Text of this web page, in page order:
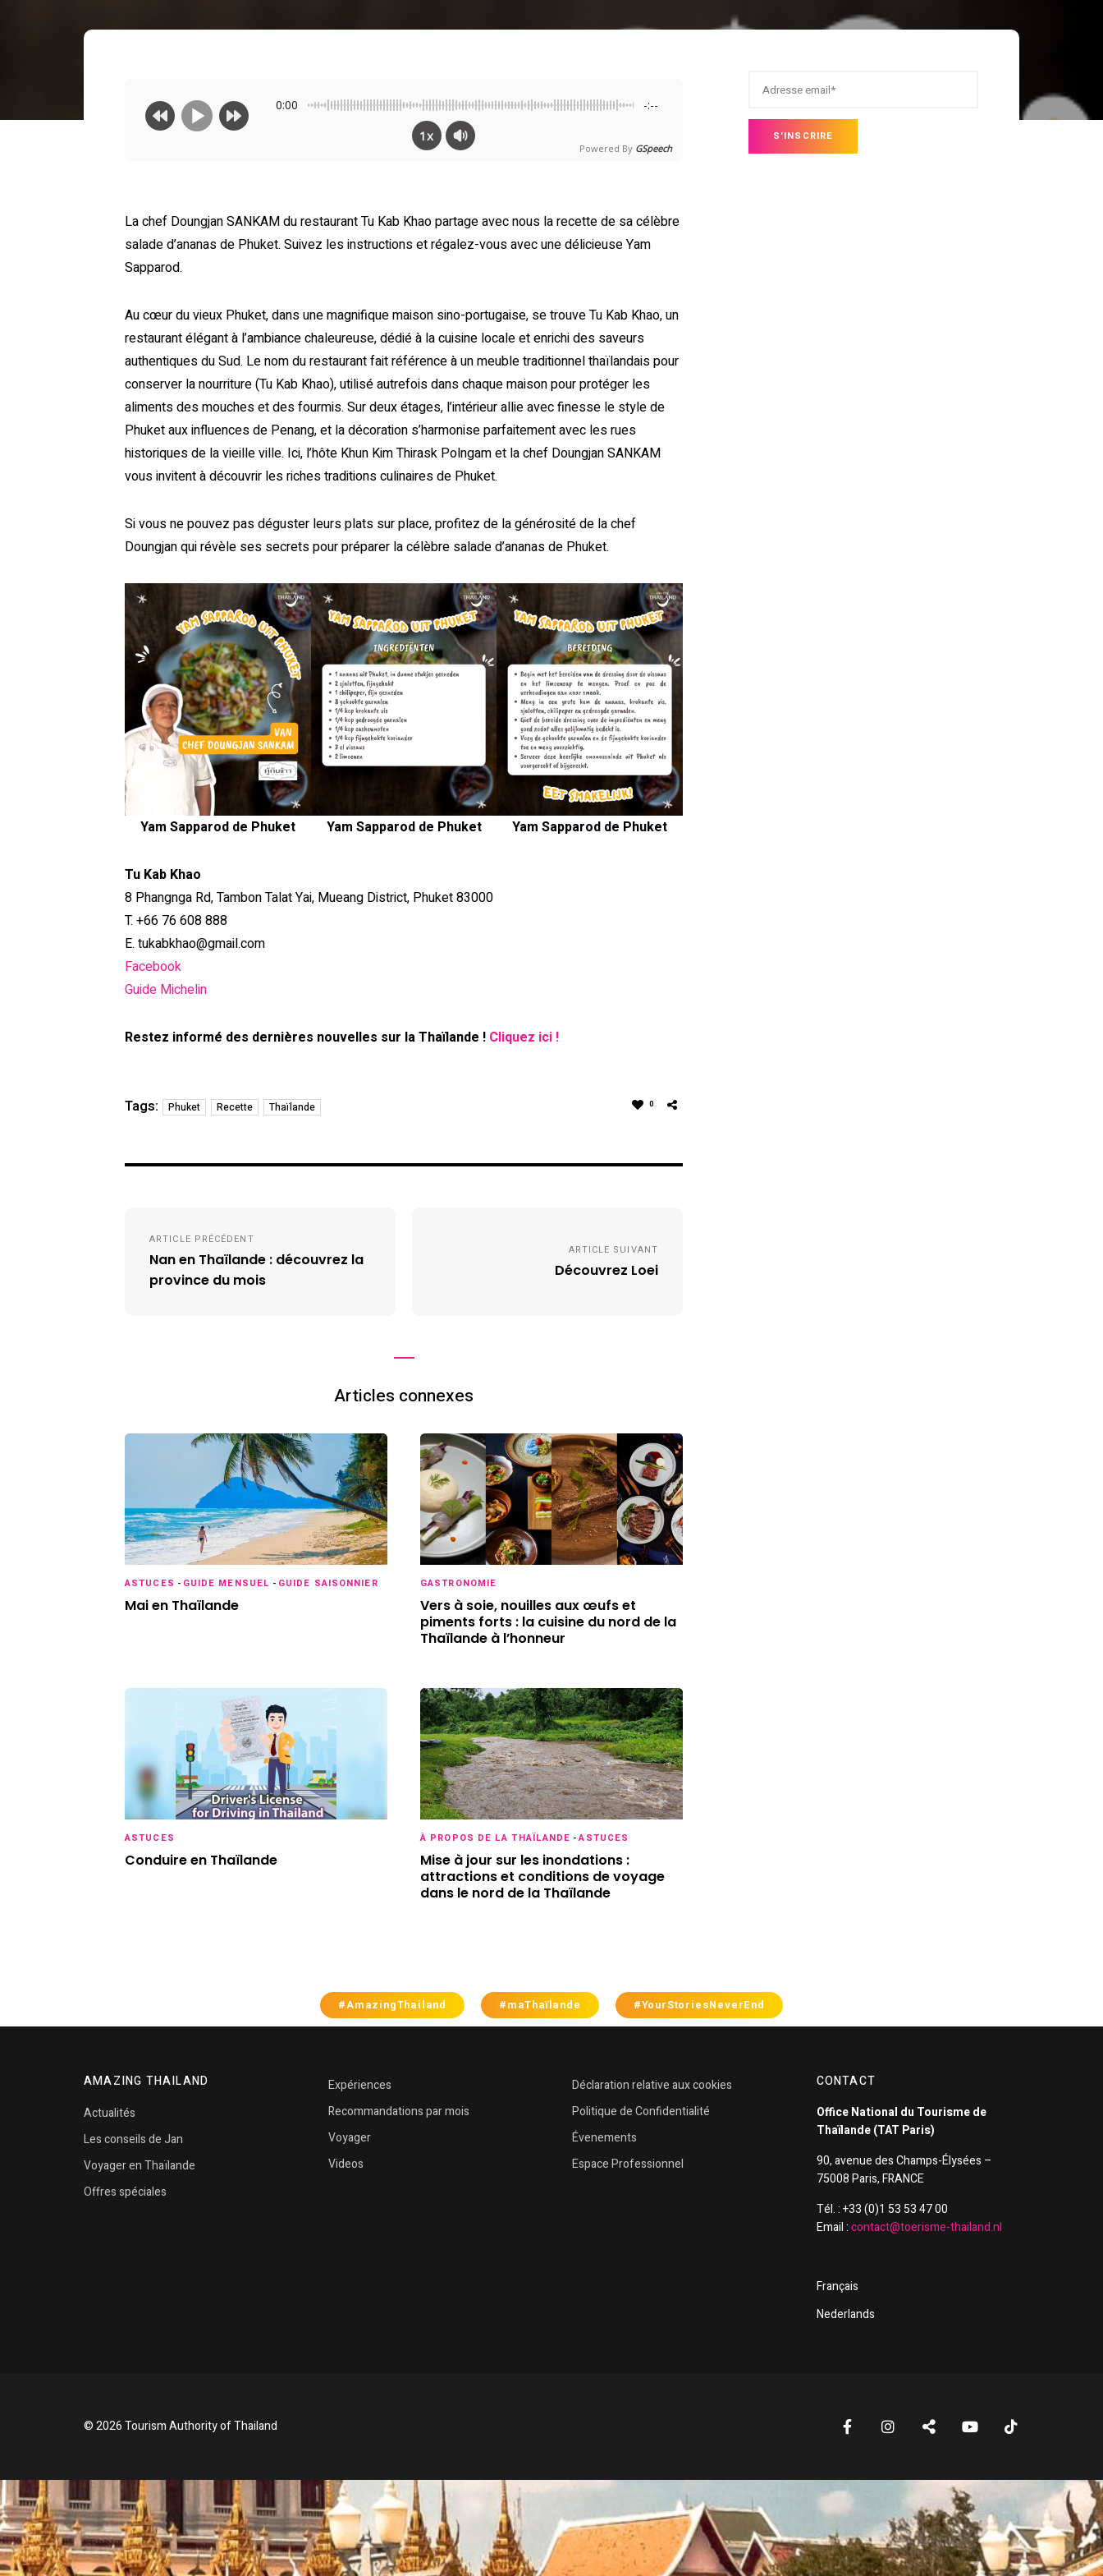
0:00 -:--
1x
Powered By GSpeech
La chef Doungjan SANKAM du restaurant Tu Kab Khao partage avec nous la recette de sa célèbre
salade d’ananas de Phuket. Suivez les instructions et régalez-vous avec une délicieuse Yam
Sapparod.
Au cœur du vieux Phuket, dans une magnifique maison sino-portugaise, se trouve Tu Kab Khao, un
restaurant élégant à l’ambiance chaleureuse, dédié à la cuisine locale et enrichi des saveurs
authentiques du Sud. Le nom du restaurant fait référence à un meuble traditionnel thaïlandais pour
conserver la nourriture (Tu Kab Khao), utilisé autrefois dans chaque maison pour protéger les
aliments des mouches et des fourmis. Sur deux étages, l’intérieur allie avec finesse le style de
Phuket aux influences de Penang, et la décoration s’harmonise parfaitement avec les rues
historiques de la vieille ville. Ici, l’hôte Khun Kim Thirask Polngam et la chef Doungjan SANKAM
vous invitent à découvrir les riches traditions culinaires de Phuket.
Si vous ne pouvez pas déguster leurs plats sur place, profitez de la générosité de la chef
Doungjan qui révèle ses secrets pour préparer la célèbre salade d’ananas de Phuket.
Yam Sapparod de Phuket Yam Sapparod de Phuket Yam Sapparod de Phuket
Tu Kab Khao
8 Phangnga Rd, Tambon Talat Yai, Mueang District, Phuket 83000
T. +66 76 608 888
E. tukabkhao@gmail.com
Facebook
Guide Michelin
Restez informé des dernières nouvelles sur la Thaïlande ! Cliquez ici !
Tags: Phuket Recette Thaïlande 0
l’article
ARTICLE PRÉCÉDENT
Nan en Thaïlande : découvrez la
province du mois
ARTICLE SUIVANT
Découvrez Loei
Articles connexes
ASTUCES - GUIDE MENSUEL - GUIDE SAISONNIER
Mai en Thaïlande
GASTRONOMIE
Vers à soie, nouilles aux œufs et
piments forts : la cuisine du nord de la
Thaïlande à l’honneur
ASTUCES
Conduire en Thaïlande
À PROPOS DE LA THAÏLANDE -ASTUCES
Mise à jour sur les inondations :
attractions et conditions de voyage
dans le nord de la Thaïlande
#AmazingThailand #maThaïlande #YourStoriesNeverEnd
AMAZING THAILAND
Actualités
Les conseils de Jan
Voyager en Thaïlande
Offres spéciales
Expériences
Recommandations par mois
Voyager
Videos
Déclaration relative aux cookies
Politique de Confidentialité
Évenements
Espace Professionnel
CONTACT
Office National du Tourisme de
Thaïlande (TAT Paris)
90, avenue des Champs-Élysées –
75008 Paris, FRANCE
Tél. : +33 (0)1 53 53 47 00
Email :contact@toerisme-thailand.nl
Français
Nederlands
© 2026 Tourism Authority of Thailand
Ne manquez rien de nouveau